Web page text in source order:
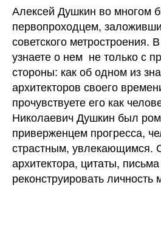
Алексей Душкин во многом
первопроходцем,
советского метростроения.
узнаете о нем не только с
стороны: как об одном из
архитекторов своего
прочувствуете его как
Николаевич Душкин был
приверженцем прогресса,
страстным, увлекающимся.
архитектора, цитаты,
реконструировать личность